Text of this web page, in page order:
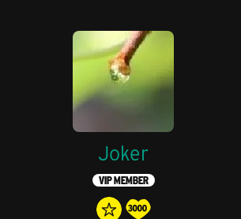
Joker
VIP MEMBER